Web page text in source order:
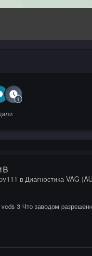
в Диагностика VAG
3 Что заводом